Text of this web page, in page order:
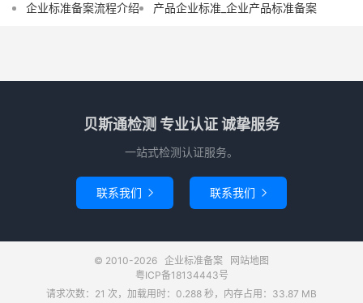
企业标准备案流程介绍
产品企业标准_企业产品标准备案
贝斯通检测 专业认证 诚挚服务
一站式检测认证服务。
联系我们  联系我们 
© 2010-2026 企业标准备案
网站地图
粤ICP备18134443号
请求次数：21 次，加载用时：0.288 秒，内存占用：33.87 MB